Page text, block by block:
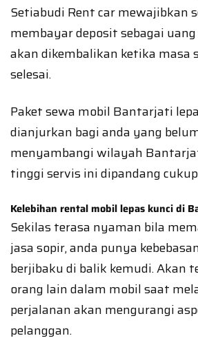
Setiabudi Rent car mewajibkan
membayar deposit sebagai
akan dikembalikan ketika masa
selesai.
Paket sewa mobil Bantarjati
dianjurkan bagi anda yang
menyambangi wilayah
tinggi servis ini dipandang
Kelebihan rental mobil lepas kunci di
Sekilas terasa nyaman bila
jasa sopir, anda punya
berjibaku di balik kemudi. Akan
orang lain dalam mobil saat
perjalanan akan mengurangi
pelanggan.